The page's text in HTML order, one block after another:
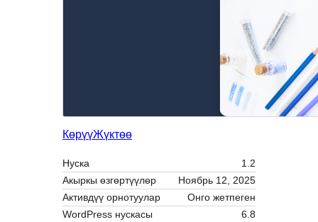
КөрүүЖүктөө
Нуска
1.2
Акыркы өзгөртүүлөр
Ноябрь 12, 2025
Активдүү орнотуулар
Онго жетпеген
WordPress нускасы
6.8